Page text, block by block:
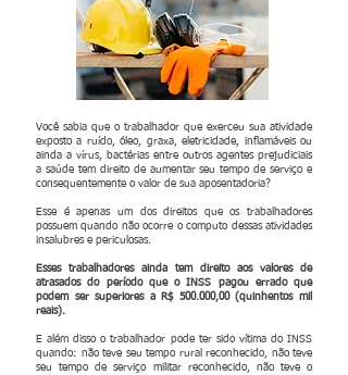
Você sabia que o trabalhador que exerceu sua atividade
exposto a ruído, óleo, graxa, eletricidade, inflamáveis ou
ainda a vírus, bactérias entre outros agentes prejudiciais
a saúde tem direito de aumentar seu tempo de serviço e
consequentemente o valor de sua aposentadoria?
Esse é apenas um dos direitos que os trabalhadores
possuem quando não ocorre o computo dessas atividades
insalubres e periculosas.
Esses trabalhadores ainda tem direito aos valores de
atrasados do período que o INSS pagou errado que
podem ser superiores a R$ 500.000,00 (quinhentos mil
reais).
E além disso o trabalhador pode ter sido vítima do INSS
quando: não teve seu tempo rural reconhecido, não teve
seu tempo de serviço militar reconhecido, não teve o